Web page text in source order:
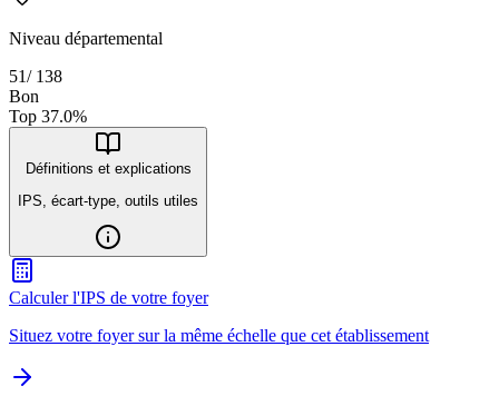
Niveau départemental
51/ 138
Bon
Top 37.0%
Définitions et explications
IPS, écart-type, outils utiles
Calculer l'IPS de votre foyer
Situez votre foyer sur la même échelle que cet établissement